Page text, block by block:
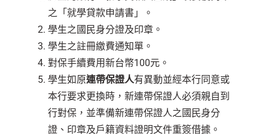
之「就學貸款申請書」。
學生之國民身分證及印章。
學生之註冊繳費通知單。
對保手續費用新台幣100元。
學生如原連帶保證人有異動並經本行同意或
本行要求更換時，新連帶保證人必須親自到
行對保，並準備新連帶保證人之國民身分
證、印章及戶籍資料證明文件重簽借據。​